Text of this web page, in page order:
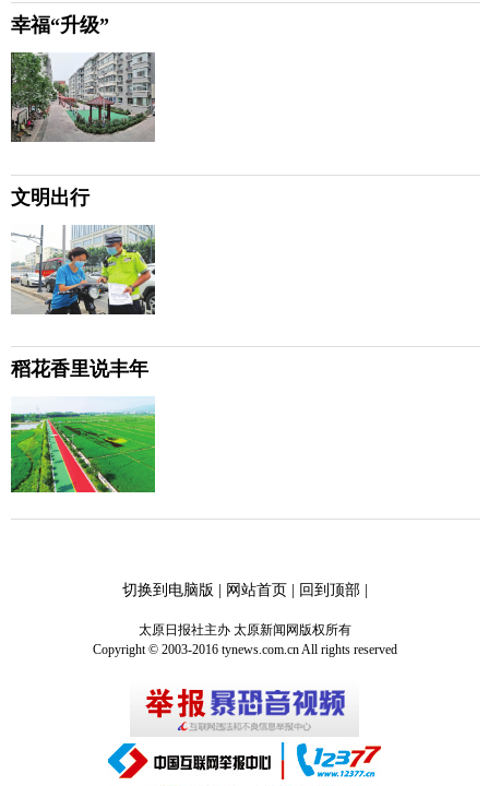
幸福“升级”
文明出行
稻花香里说丰年
切换到电脑版 | 网站首页| 回到顶部|
太原日报社主办 太原新闻网版权所有
Copyright © 2003-2016 tynews.com.cn All rights reserved